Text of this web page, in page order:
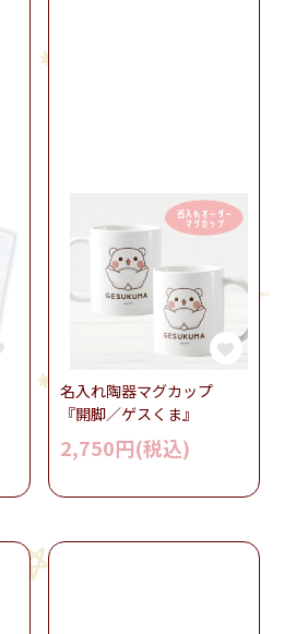
名入れ陶器マグカップ
『開脚／ゲスくま』
2,750円(税込)